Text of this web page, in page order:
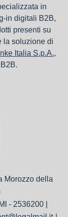
in
in digitali B2B,
presenti su
la soluzione di
Italia S.p.A.,
Morozzo della
- 2536200 |